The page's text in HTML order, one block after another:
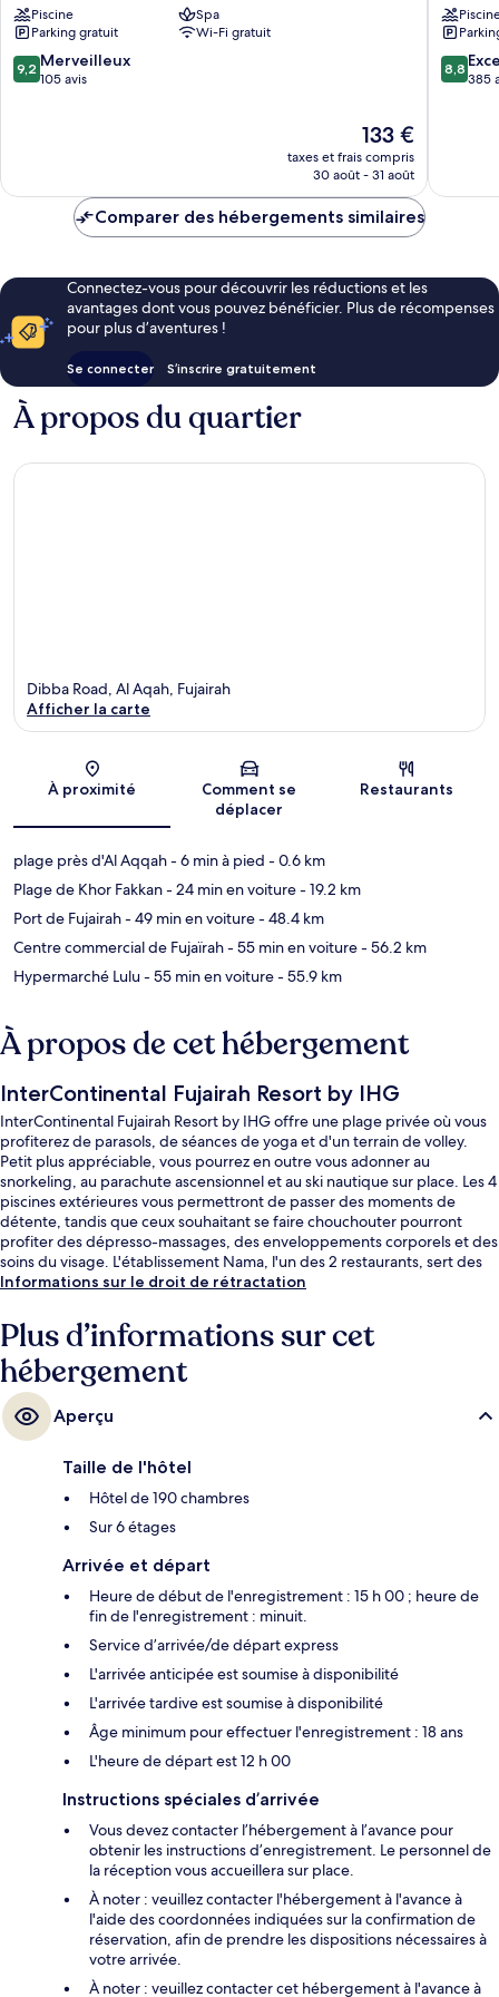
Fujairah
Al
Aqah
Piscine
Spa
Parking gratuit
Wi-Fi gratuit
9.2
sur
9,2 Merveilleux
105 avis
Le
nouveau
prix
de
133 €
taxes et frais compris
30 août - 31 août
Aqah
Beach
Resort
Al
8.8
sur
8,8
385
Comparer des hébergements similaires
Connectez-vous pour découvrir les réductions et les
avantages dont vous pouvez bénéficier. Plus de récompenses
pour plus d’aventures !
Se connecter S’inscrire gratuitement
À propos du quartier
Carte
Dibba Road, Al Aqah, Fujairah
Afficher la carte
À proximité
Comment se
déplacer
Restaurants
plage près d'Al Aqqah- 6 min à pied - 0.6 km
Plage de Khor Fakkan- 24 min en voiture- 19.2 km
Port de Fujairah- 49 min en voiture- 48.4 km
Centre commercial de Fujaïrah- 55 min en voiture- 56.2 km
Hypermarché Lulu- 55 min en voiture- 55.9 km
À propos de cet hébergement
InterContinental Fujairah Resort by IHG
InterContinental Fujairah Resort by IHG offre une plage privée où vous
profiterez de parasols, de séances de yoga et d'un terrain de volley.
Petit plus appréciable, vous pourrez en outre vous adonner au
snorkeling, au parachute ascensionnel et au ski nautique sur place. Les 4
piscines extérieures vous permettront de passer des moments de
détente, tandis que ceux souhaitant se faire chouchouter pourront
profiter des dépresso-massages, des enveloppements corporels et des
soins du visage. L'établissement Nama, l'un des 2 restaurants, sert des
spécialités Cuisine internationale et est ouvert pour le petit déjeuner, le
trouve un club pour enfants (gratuit), un bar en bord de piscine et une
salle de fitness ouverte 24 h/24, l'idéal pour des vacances sans soucis.
Les autres voyageurs sont enchantés par l'excellence du service de
chambre et le personnel attentionné.
Informations sur le droit de rétractation
Plus d’informations sur cet
hébergement
Aperçu
Taille de l'hôtel
Hôtel de 190 chambres
Sur 6 étages
Arrivée et départ
Heure de début de l'enregistrement : 15 h 00 ; heure de
fin de l'enregistrement : minuit.
Service d’arrivée/de départ express
L'arrivée anticipée est soumise à disponibilité
L'arrivée tardive est soumise à disponibilité
Âge minimum pour effectuer l'enregistrement : 18 ans
L'heure de départ est 12 h 00
Instructions spéciales d’arrivée
Vous devez contacter l’hébergement à l’avance pour
obtenir les instructions d’enregistrement. Le personnel de
la réception vous accueillera sur place.
À noter : veuillez contacter l'hébergement à l'avance à
l'aide des coordonnées indiquées sur la confirmation de
réservation, afin de prendre les dispositions nécessaires à
votre arrivée.
À noter : veuillez contacter cet hébergement à l'avance à